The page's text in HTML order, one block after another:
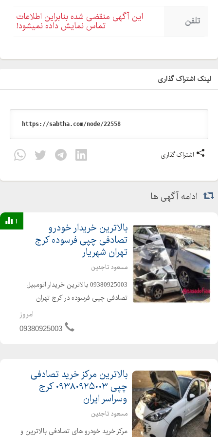
تلفن این آگهی منقضی شده بنابراین اطلاعات
تماس نمایش داده نمیشود!
لینک اشتراک گذاری
اشتراک گذاری
ادامه آگهی ها
1
بالاترین خریدار خودرو
تصادفی چپی فرسوده کرج
تهران شهریار
مسعود تاجدین
09380925003 بالاترین خریدار اتومبیل
تصادفی چپی فرسوده در کرج تهران
تصادفی خودرو چپی چپی فرسوده اوراقی
امروز
09380925003
بالاترین مرکز خرید تصادفی
چپی ۰۹۳۸۰۹۲۵۰۰۳ کرج
وسراسر ایران
مسعود تاجدین
مرکز خرید خودرو های تصادفی بالاترین و